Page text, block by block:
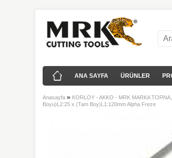
ANA SAYFA ÜRÜNLER
Anasayfa » KORLOY - AKKO - MRK MARKA
Boyu)L2:25 x (Tam Boy)L1:120mm Alpha Freze